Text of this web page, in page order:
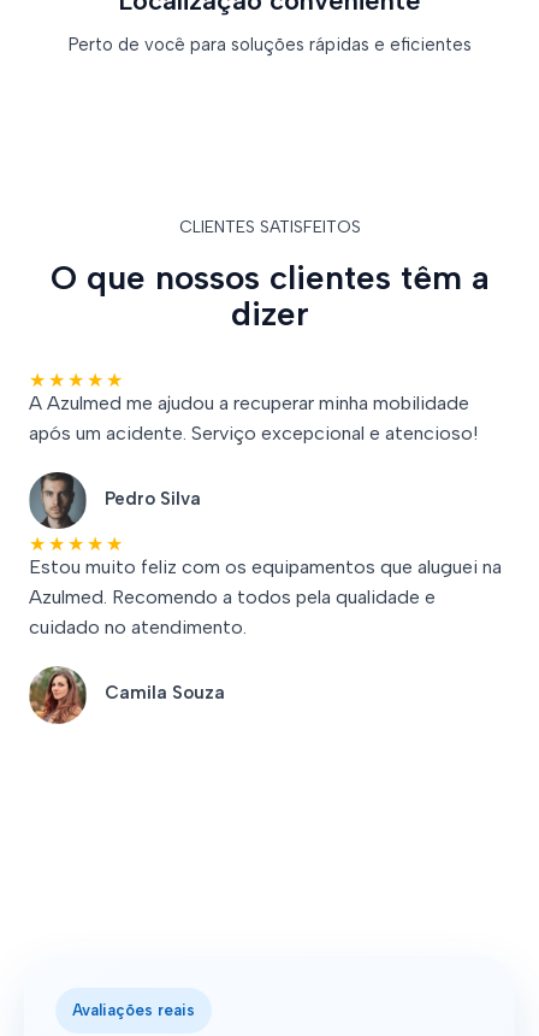
Perto de você para soluções rápidas e eficientes
CLIENTES SATISFEITOS
O que nossos clientes têm a
dizer
★ ★ ★ ★ ★
A Azulmed me ajudou a recuperar minha mobilidade
após um acidente. Serviço excepcional e atencioso!
Pedro Silva
★ ★ ★ ★ ★
Estou muito feliz com os equipamentos que aluguei na
Azulmed. Recomendo a todos pela qualidade e
cuidado no atendimento.
Camila Souza
Avaliações reais